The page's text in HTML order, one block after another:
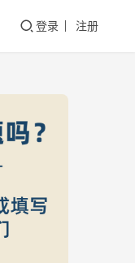
登录 注册